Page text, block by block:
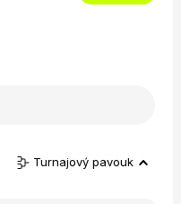
Turnajový pavouk